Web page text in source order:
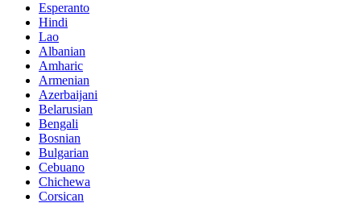
Esperanto
Hindi
Lao
Albanian
Amharic
Armenian
Azerbaijani
Belarusian
Bengali
Bosnian
Bulgarian
Cebuano
Chichewa
Corsican